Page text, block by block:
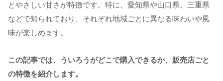
とやさしい甘さが特徴です。特に、愛知県や山口県、三重県
などで知られており、それぞれ地域ごとに異なる味わいや風
味が楽しめます。
この記事では、ういろうがどこで購入できるか、販売店ごと
の特徴を紹介します。